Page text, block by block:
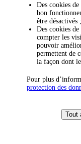
Des cookies de
bon
être désactivés ;
Des cookies de
compter les
pouvoir
permettent de
la façon dont
Pour plus
protection des
Tout